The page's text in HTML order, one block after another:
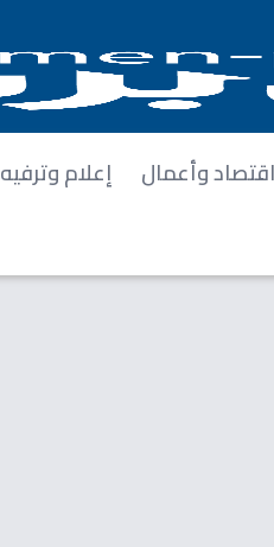
اقتصاد وأعمال إعلام وترفيه